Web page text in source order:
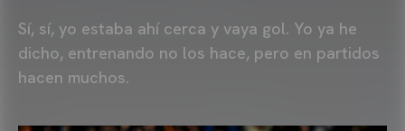
Sí, sí, yo estaba ahí cerca y vaya gol. Yo ya he
dicho, entrenando no los hace, pero en partidos
hacen muchos.